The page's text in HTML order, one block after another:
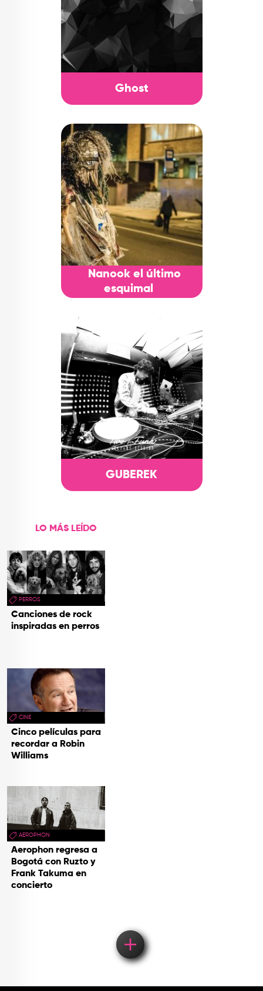
Ghost
Nanook el último
esquimal
GUBEREK
LO MÁS LEÍDO
PERROS
Canciones de rock
inspiradas en perros
CINE
Cinco películas para
recordar a Robin
Williams
AEROPHON
Aerophon regresa a
Bogotá con Ruzto y
Frank Takuma en
concierto